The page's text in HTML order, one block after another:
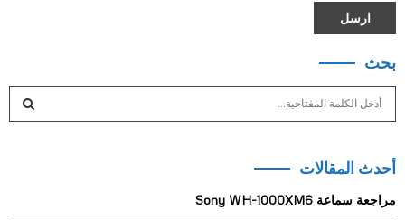
بحث
c
f
أحدث المقالات
مراجعة سماعة Sony WH-1000XM6